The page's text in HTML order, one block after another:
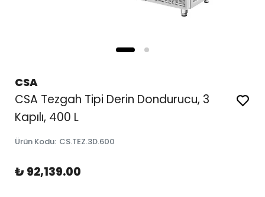
CSA
CSA Tezgah Tipi Derin Dondurucu, 3
Kapılı, 400 L
Ürün Kodu: CS.TEZ.3D.600
₺ 92,139.00